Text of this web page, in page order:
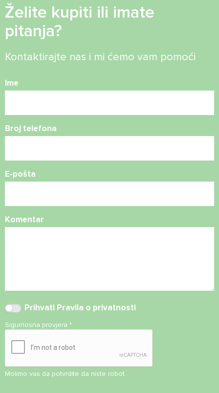
Želite kupiti ili imate
pitanja?
Kontaktirajte nas i mi ćemo vam pomoći
Ime
Broj telefona
E-pošta
Komentar
Prihvati Pravila o privatnosti
Sigurnosna provjera *
Molimo vas da potvrdite da niste robot.